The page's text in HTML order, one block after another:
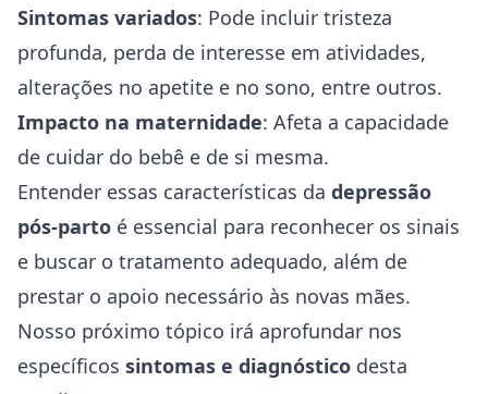
Sintomas variados: Pode incluir tristeza
profunda, perda de interesse em atividades,
alterações no apetite e no sono, entre outros.
Impacto na maternidade: Afeta a capacidade
de cuidar do bebê e de si mesma.
Entender essas características da depressão
pós-parto é essencial para reconhecer os sinais
e buscar o tratamento adequado, além de
prestar o apoio necessário às novas mães.
Nosso próximo tópico irá aprofundar nos
específicos sintomas e diagnóstico desta